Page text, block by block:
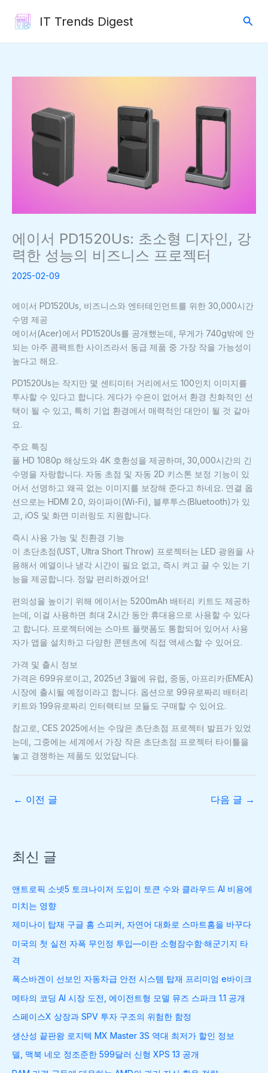
IT Trends Digest
검
에이서 PD1520Us: 초소형 디자인, 강
력한 성능의 비즈니스 프로젝터
2025-02-09
에이서 PD1520Us, 비즈니스와 엔터테인먼트를 위한 30,000시간
수명 제공
에이서(Acer)에서 PD1520Us를 공개했는데, 무게가 740g밖에 안
되는 아주 콤팩트한 사이즈라서 동급 제품 중 가장 작을 가능성이
높다고 해요.
PD1520Us는 작지만 몇 센티미터 거리에서도 100인치 이미지를
투사할 수 있다고 합니다. 게다가 수은이 없어서 환경 친화적인 선
택이 될 수 있고, 특히 기업 환경에서 매력적인 대안이 될 것 같아
요.
주요 특징
풀 HD 1080p 해상도와 4K 호환성을 제공하며, 30,000시간의 긴
수명을 자랑합니다. 자동 초점 및 자동 2D 키스톤 보정 기능이 있
어서 선명하고 왜곡 없는 이미지를 보장해 준다고 하네요. 연결 옵
션으로는 HDMI 2.0, 와이파이(Wi-Fi), 블루투스(Bluetooth)가 있
고, iOS 및 화면 미러링도 지원합니다.
즉시 사용 가능 및 친환경 기능
이 초단초점(UST, Ultra Short Throw) 프로젝터는 LED 광원을 사
용해서 예열이나 냉각 시간이 필요 없고, 즉시 켜고 끌 수 있는 기
능을 제공합니다. 정말 편리하겠어요!
편의성을 높이기 위해 에이서는 5200mAh 배터리 키트도 제공하
는데, 이걸 사용하면 최대 2시간 동안 휴대용으로 사용할 수 있다
고 합니다. 프로젝터에는 스마트 플랫폼도 통합되어 있어서 사용
자가 앱을 설치하고 다양한 콘텐츠에 직접 액세스할 수 있어요.
가격 및 출시 정보
가격은 699유로이고, 2025년 3월에 유럽, 중동, 아프리카(EMEA)
시장에 출시될 예정이라고 합니다. 옵션으로 99유로짜리 배터리
키트와 199유로짜리 인터랙티브 모듈도 구매할 수 있어요.
참고로, CES 2025에서는 수많은 초단초점 프로젝터 발표가 있었
는데, 그중에는 세계에서 가장 작은 초단초점 프로젝터 타이틀을
놓고 경쟁하는 제품도 있었답니다.
← 이전 글 다음 글 →
최신 글
앤트로픽 소넷5 토크나이저 도입이 토큰 수와 클라우드 AI 비용에
미치는 영향
제미나이 탑재 구글 홈 스피커, 자연어 대화로 스마트홈을 바꾸다
미국의 첫 실전 자폭 무인정 투입—이란 소형잠수함·해군기지 타
격
폭스바겐이 선보인 자동차급 안전 시스템 탑재 프리미엄 e바이크
메타의 코딩 AI 시장 도전, 에이전트형 모델 뮤즈 스파크 1.1 공개
스페이스X 상장과 SPV 투자 구조의 위험한 함정
생산성 끝판왕 로지텍 MX Master 3S 역대 최저가 할인 정보
델, 맥북 네오 정조준한 599달러 신형 XPS 13 공개